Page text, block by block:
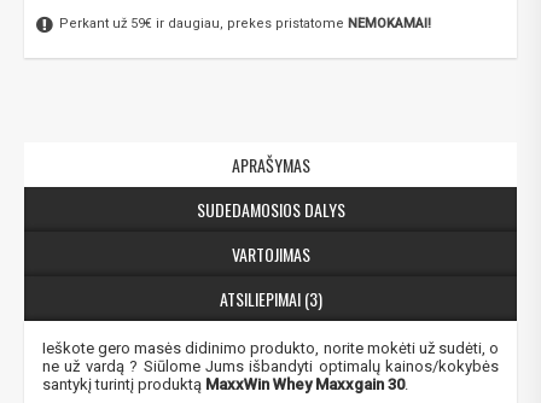
Perkant už 59€ ir daugiau, prekes pristatome NEMOKAMAI!
APRAŠYMAS
SUDEDAMOSIOS DALYS
VARTOJIMAS
ATSILIEPIMAI (3)
Ieškote gero masės didinimo produkto, norite mokėti už sudėti, o
ne už vardą ? Siūlome Jums išbandyti optimalų kainos/kokybės
santykį turintį produktą MaxxWin Whey Maxxgain 30.